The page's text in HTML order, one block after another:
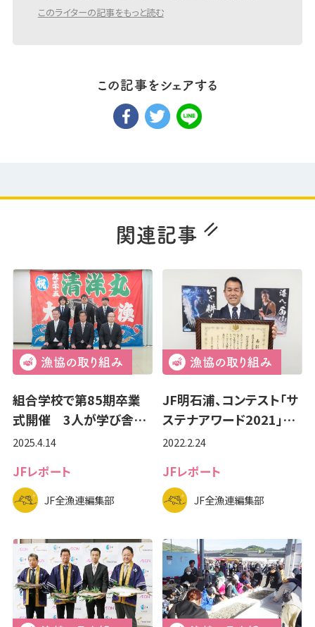
このライターの記事をもっと読む
組合学校で第85期卒業
式開催 3人が学び舎…
2025.4.14
JFレポート
JF全漁連編集部
JF明石浦、コンテスト「サ
ステナアワード2021」…
2022.2.24
JFレポート
JF全漁連編集部